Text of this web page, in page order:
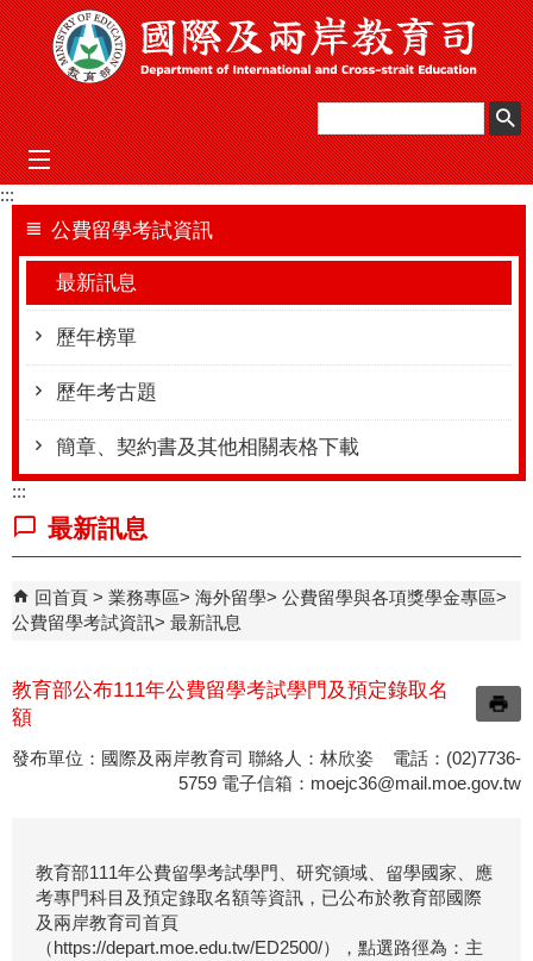
跳到主要內容區塊
mobile_menu
:::
公費留學考試資訊
最新訊息
歷年榜單
歷年考古題
簡章、契約書及其他相關表格下載
:::
最新訊息
回首頁 業務專區 海外留學
公費留學與各項獎學金專區
公費留學考試資訊
最新訊息
教育部公布111年公費留學考試學門及預定錄取名
額
發布單位：國際及兩岸教育司 聯絡人：林欣姿 電話：(02)7736-
5759 電子信箱： moejc36@mail.moe.gov.tw
教育部111年公費留學考試學門、研究領域、留學國家、應
考專門科目及預定錄取名額等資訊，已公布於教育部國際
及兩岸教育司首頁
（https://depart.moe.edu.tw/ED2500/），點選路徑為：主